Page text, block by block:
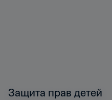
Защита прав детей